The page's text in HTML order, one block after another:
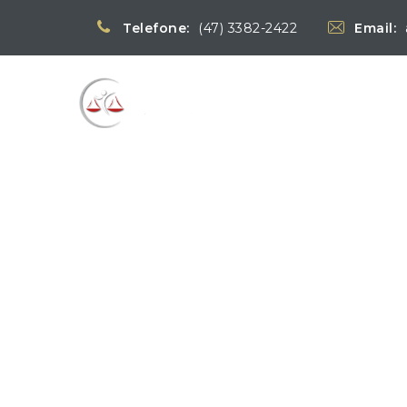
Telefone: (47) 3382-2422 Email: